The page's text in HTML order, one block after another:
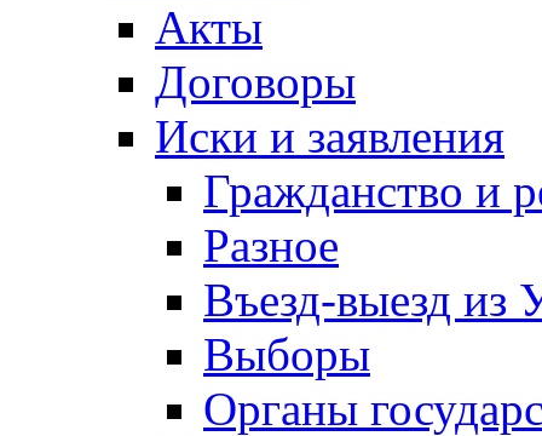
Акты
Договоры
Иски и заявления
Гражданство и
Разное
Въезд-выезд из
Выборы
Органы